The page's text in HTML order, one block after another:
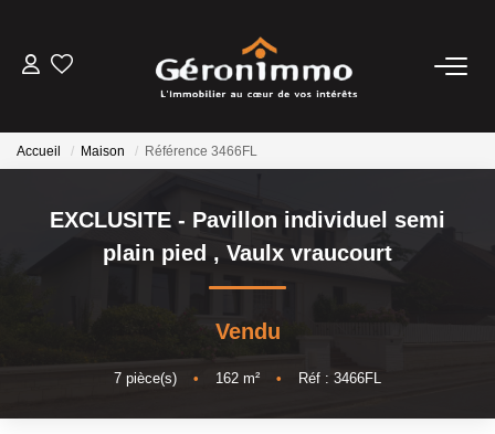
GESTION LOCATIVE
NOTRE AGENCE
Accueil Maison Référence 3466FL
EXCLUSITE - Pavillon individuel semi
plain pied , Vaulx vraucourt
Vendu
7 pièce(s) • 162 m² • Réf : 3466FL